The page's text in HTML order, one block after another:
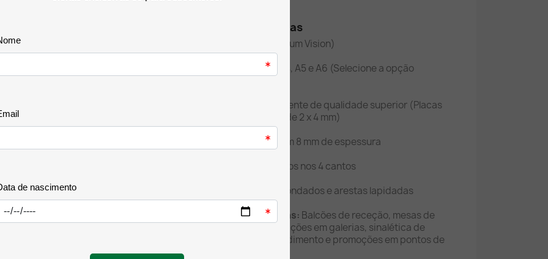
Características Técnicas
MAUL (Gama Premium Vision)
Formatos Disponíveis:
A4, A5 e A6 (Selecione a opção
Acrílico transparente de qualidade superior (Placas
com espessura combinada de 2 x 4 mm)
Pé de apoio em T com 8 mm de espessura
Ímanes magnéticos nos 4 cantos
Cantos arredondados e arestas lapidadas
Aplicações Recomendadas: Balcões de receção, mesas de
restaurante (menus), exposições em galerias, sinalética de
escritórios, balcões de atendimento e promoções em pontos de
venda.